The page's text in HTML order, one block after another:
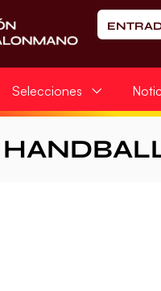
Selecciones